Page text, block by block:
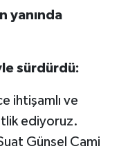
yanında
sürdürdü:
ihtişamlı ve
ediyoruz.
Günsel Cami